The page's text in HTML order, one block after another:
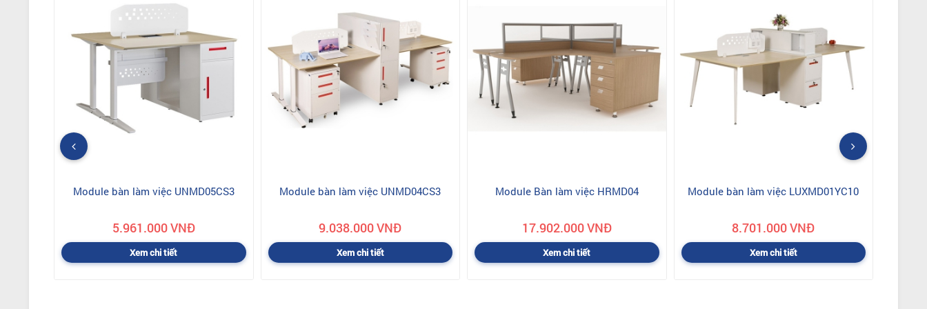
Module bàn làm việc UNMD05CS3
5.961.000 VNĐ
Xem chi tiết
Module bàn làm việc UNMD04CS3
9.038.000 VNĐ
Xem chi tiết
Module Bàn làm việc HRMD04
17.902.000 VNĐ
Xem chi tiết
Module bàn làm việc LUXMD01YC10
8.701.000 VNĐ
Xem chi tiết